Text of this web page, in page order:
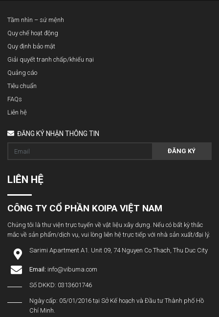
Tầm nhìn – sứ mệnh
Quy chế hoạt động
Quy định bảo mật
Giải quyết tranh chấp/khiếu nại
Quảng cáo
Tiêu chuẩn
FAQs
Liên hệ
ĐĂNG KÝ NHẬN THÔNG TIN
ĐĂNG KÝ
LIÊN HỆ
CÔNG TY CỔ PHẦN KOIPA VIỆT NAM
Chúng tôi là thư viện trực tuyến về vật liệu xây dựng. Nếu có bất kỳ thắc
mắc về sản phẩm/dịch vụ, vui lòng liên hệ trực tiếp với nhà sản xuất/đại lý.
Sarimi Apartment A1. Unit 09, 74 Nguyen Co Thach, Thu Duc City
Email: info@vibuma.com
Số DKKD: 0313601746
Ngày cấp: 05/01/2016 tại Sở Kế hoạch và Đầu tư Thành phố Hồ
Chí Minh.